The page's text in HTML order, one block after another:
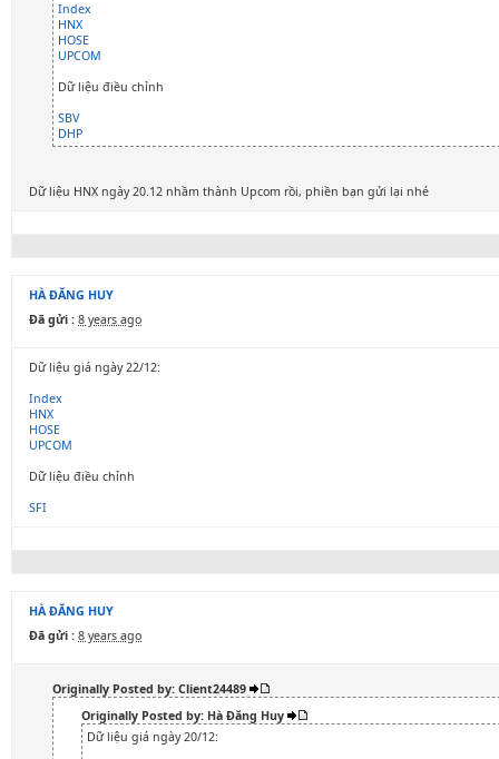
Index
HNX
HOSE
UPCOM
Dữ liệu điều chỉnh
SBV
DHP
Dữ liệu HNX ngày 20.12 nhầm thành Upcom rồi, phiền bạn gửi lại nhé
HÀ ĐĂNG HUY
Đã gửi : 8 years ago
Dữ liệu giá ngày 22/12:
Index
HNX
HOSE
UPCOM
Dữ liệu điều chỉnh
SFI
HÀ ĐĂNG HUY
Đã gửi : 8 years ago
Originally Posted by: Client24489
Originally Posted by: Hà Đăng Huy
Dữ liệu giá ngày 20/12: